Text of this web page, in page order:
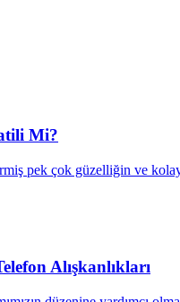
Mi?
pek çok güzelliğin ve
Alışkanlıkları